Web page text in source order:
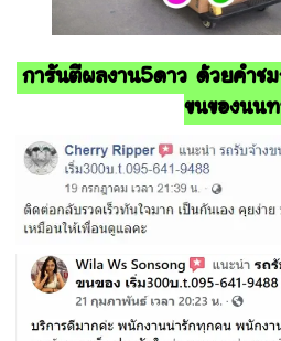
การันตีผลงาน5ดาว ด้วยคำช
ขนของนน